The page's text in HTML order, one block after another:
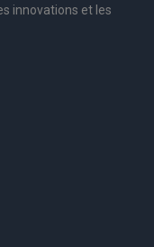
innovations et les